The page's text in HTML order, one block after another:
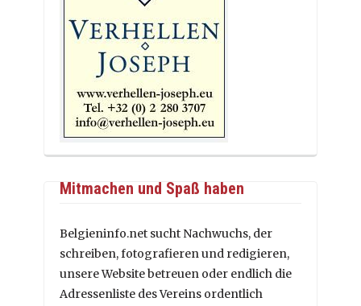
Mitmachen und Spaß haben
Belgieninfo.net sucht Nachwuchs, der
schreiben, fotografieren und redigieren,
unsere Website betreuen oder endlich die
Adressenliste des Vereins ordentlich